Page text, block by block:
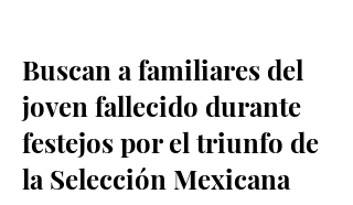
Buscan a familiares del
joven fallecido durante
festejos por el triunfo de
la Selección Mexicana